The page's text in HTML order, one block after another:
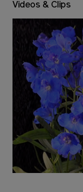
Videos & Clips